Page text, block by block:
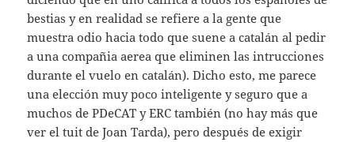
bestias y en realidad se refiere a la gente que
muestra odio hacia todo que suene a catalán al pedir
a una compañia aerea que eliminen las intrucciones
durante el vuelo en catalán). Dicho esto, me parece
una elección muy poco inteligente y seguro que a
muchos de PDeCAT y ERC también (no hay más que
ver el tuit de Joan Tarda), pero después de exigir